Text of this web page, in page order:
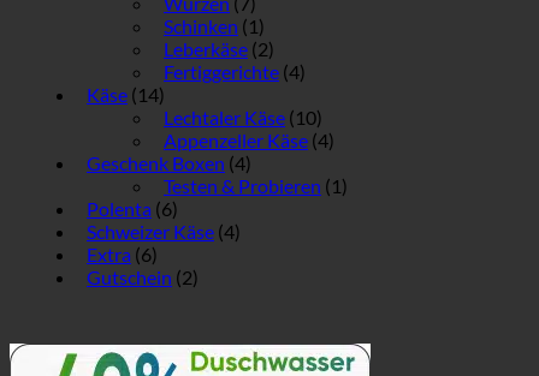
Schinken (1)
Leberkäse (2)
Fertiggerichte (4)
Käse (14)
Lechtaler Käse (10)
Appenzeller Käse (4)
Geschenk Boxen (4)
Testen & Probieren (1)
Polenta (6)
Schweizer Käse (4)
Extra (6)
Gutschein (2)